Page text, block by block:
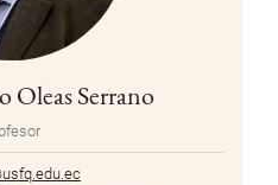
Oleas Serrano